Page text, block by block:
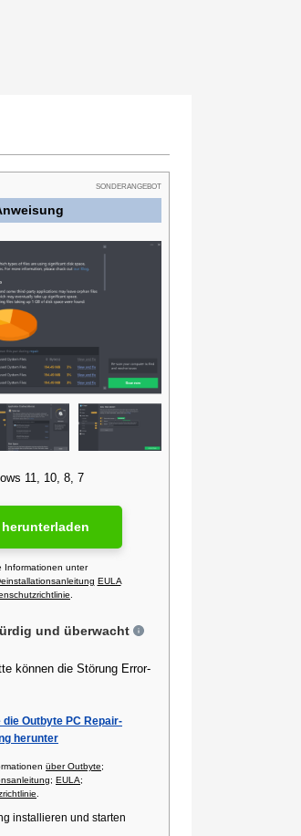
SONDERANGEBOT
11, 10, 8, 7
Informationen unter
EULA
und überwacht
können die Störung Error-
die Outbyte PC Repair-
herunter
über Outbyte;
; EULA;
installieren und starten